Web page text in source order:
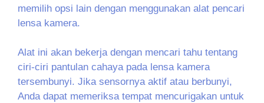
memilih opsi lain dengan menggunakan alat pencari
lensa kamera.
Alat ini akan bekerja dengan mencari tahu tentang
ciri-ciri pantulan cahaya pada lensa kamera
tersembunyi. Jika sensornya aktif atau berbunyi,
Anda dapat memeriksa tempat mencurigakan untuk